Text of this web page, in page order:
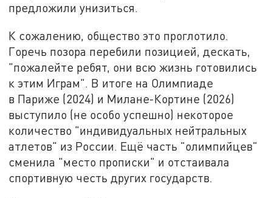
предложили унизиться.
К сожалению, общество это проглотило.
Горечь позора перебили позицией, дескать,
"пожалейте ребят, они всю жизнь готовились
к этим Играм". В итоге на Олимпиаде
в Париже (2024) и Милане-Кортине (2026)
выступило (не особо успешно) некоторое
количество "индивидуальных нейтральных
атлетов" из России. Ещё часть "олимпийцев"
сменила "место прописки" и отстаивала
спортивную честь других государств.